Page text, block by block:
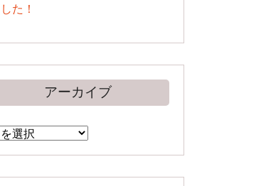
した！
アーカイブ